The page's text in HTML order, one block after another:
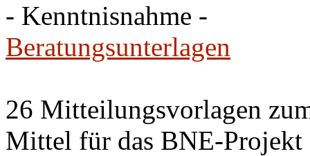
- Kenntnisnahme -
Beratungsunterlagen
26 Mitteilungsvorlagen
Mittel für das BNE-Projekt